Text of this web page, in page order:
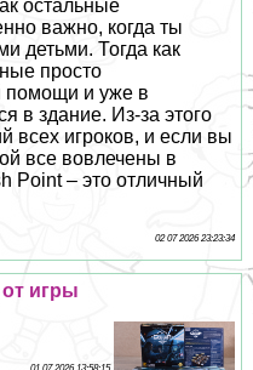
остальные
важно, когда ты
детьми. Тогда как
просто
помощи и уже в
в здание. Из-за этого
всех игроков, и если вы
все вовлечены в
Point – это отличный
02 07 2026 23:23:34
игры